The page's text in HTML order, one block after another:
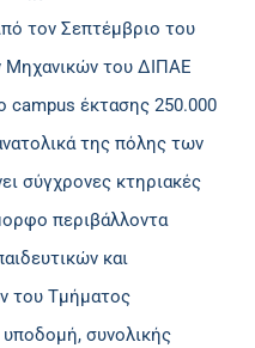
τον Σεπτέμβριο του
του ΔΙΠΑΕ
campus έκτασης 250.000
της πόλης των
σύγχρονες κτηριακές
περιβάλλοντα
και
του Τμήματος
υποδομή, συνολικής